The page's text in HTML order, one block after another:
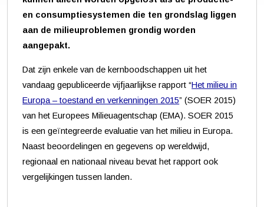
en consumptiesystemen die ten grondslag liggen
aan de milieuproblemen grondig worden
aangepakt.
Dat zijn enkele van de kernboodschappen uit het
vandaag gepubliceerde vijfjaarlijkse rapport “Het milieu in
Europa – toestand en verkenningen 2015” (SOER 2015)
van het Europees Milieuagentschap (EMA). SOER 2015
is een geïntegreerde evaluatie van het milieu in Europa.
Naast beoordelingen en gegevens op wereldwijd,
regionaal en nationaal niveau bevat het rapport ook
vergelijkingen tussen landen.